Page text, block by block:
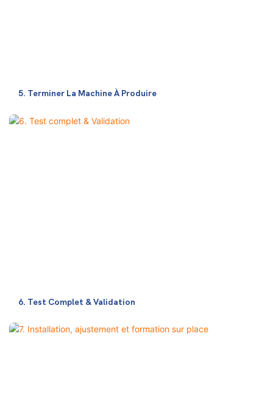
5. Terminer La Machine À Produire
6. Test Complet & Validation